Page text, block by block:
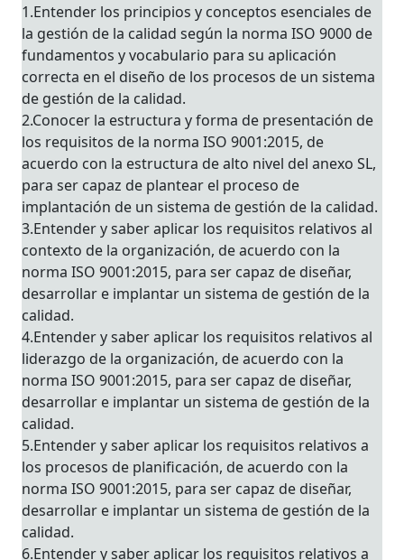
1.Entender los principios y conceptos esenciales de
la gestión de la calidad según la norma ISO 9000 de
fundamentos y vocabulario para su aplicación
correcta en el diseño de los procesos de un sistema
de gestión de la calidad.
2.Conocer la estructura y forma de presentación de
los requisitos de la norma ISO 9001:2015, de
acuerdo con la estructura de alto nivel del anexo SL,
para ser capaz de plantear el proceso de
implantación de un sistema de gestión de la calidad.
3.Entender y saber aplicar los requisitos relativos al
contexto de la organización, de acuerdo con la
norma ISO 9001:2015, para ser capaz de diseñar,
desarrollar e implantar un sistema de gestión de la
calidad.
4.Entender y saber aplicar los requisitos relativos al
liderazgo de la organización, de acuerdo con la
norma ISO 9001:2015, para ser capaz de diseñar,
desarrollar e implantar un sistema de gestión de la
calidad.
5.Entender y saber aplicar los requisitos relativos a
los procesos de planificación, de acuerdo con la
norma ISO 9001:2015, para ser capaz de diseñar,
desarrollar e implantar un sistema de gestión de la
calidad.
6.Entender y saber aplicar los requisitos relativos a